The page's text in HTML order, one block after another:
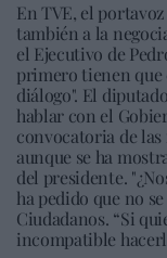
En TVE, el
también a la
el Ejecutivo de
primero tienen que
diálogo". El
hablar con el
convocatoria de
aunque se ha
del presidente.
ha pedido que no
Ciudadanos. “Si
incompatible